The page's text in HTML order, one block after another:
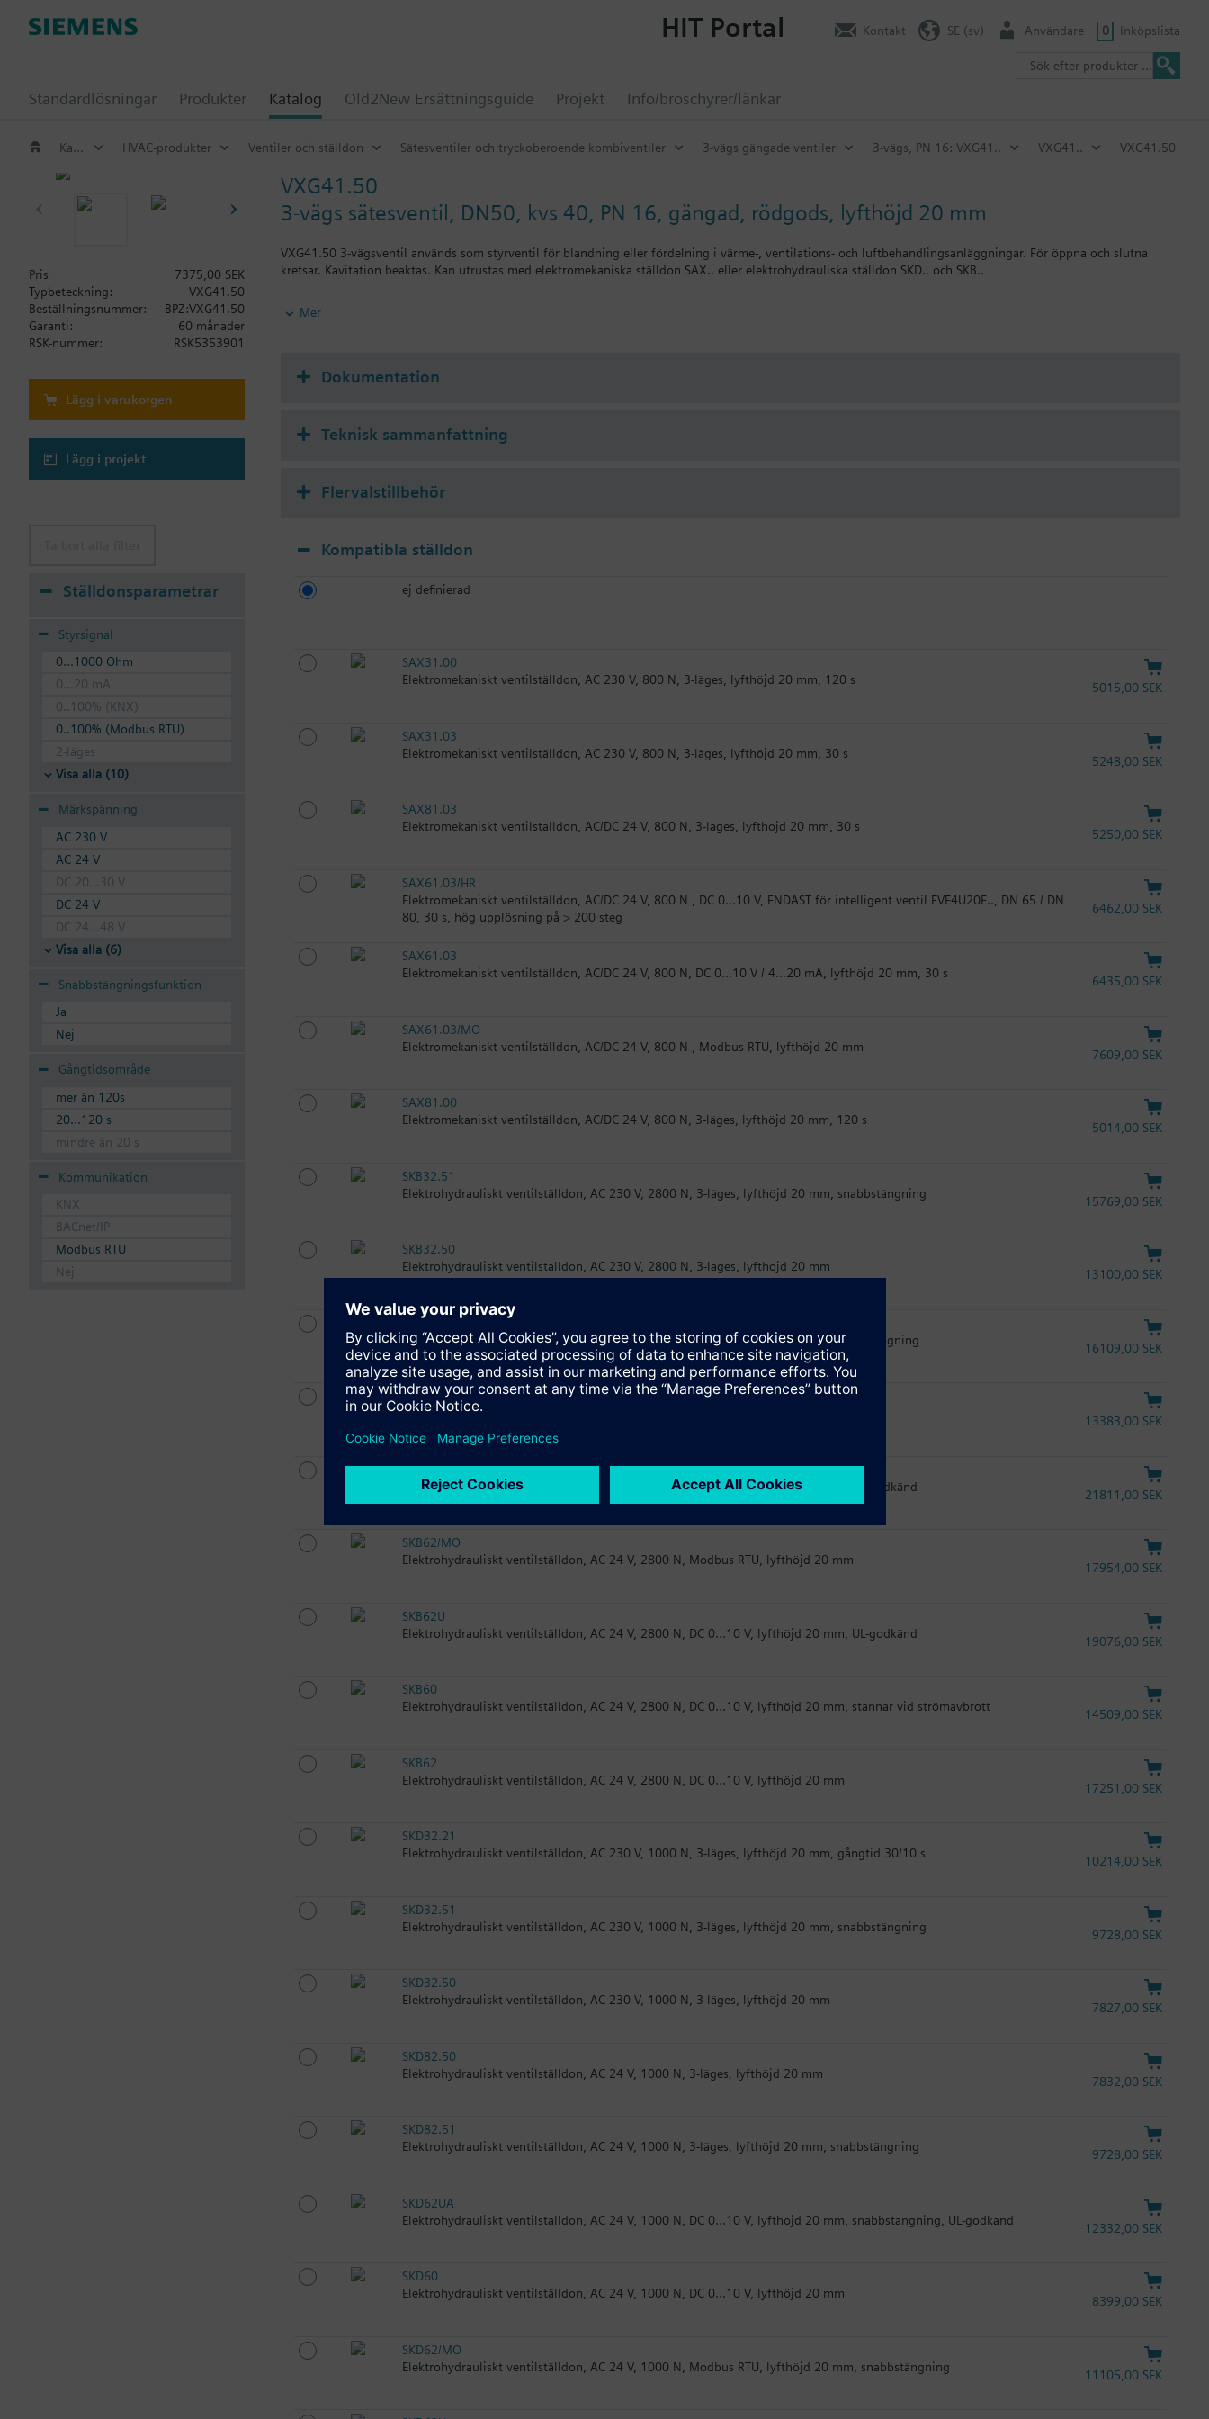
Standardlösningar Produkter Katalog Old2New Ersättningsguide Projekt Info/broschyrer/länkar
HIT Portal Kontakt SE (sv) Användare 0 Inköpslista
Katalog HVAC-produkter Ventiler och ställdon Sätesventiler och tryckoberoende kombiventiler 3-vägs gängade ventiler 3-vägs, PN 16: VXG41.. VXG41.. VXG41.50
VXG41.50
3-vägs sätesventil, DN50, kvs 40, PN 16, gängad, rödgods, lyfthöjd 20 mm
VXG41.50 3-vägsventil används som styrventil för blandning eller fördelning i värme-, ventilations- och luftbehandlingsanläggningar. För öppna och slutna
kretsar. Kavitation beaktas. Kan utrustas med elektromekaniska ställdon SAX.. eller elektrohydrauliska ställdon SKD.. och SKB..
Ytterligare information
För medier under 0 °C erfordras spindelvärmare ASZ6.6
OBS!
Anmärkning
Mer
Pris
7375,00 SEK
Typbeteckning:
VXG41.50
Beställningsnummer:
BPZ:VXG41.50
Garanti:
60 månader
RSK-nummer:
RSK5353901
Lägg i varukorgen
Lägg i projekt
Ställdonsparametrar
Styrsignal
0...1000 Ohm
0...20 mA
0..100% (KNX)
0..100% (Modbus RTU)
2-läges
Visa alla (10)
Märkspänning
AC 230 V
AC 24 V
DC 20...30 V
DC 24 V
DC 24...48 V
Visa alla (6)
Snabbstängningsfunktion
Ja
Nej
Gångtidsområde
mer än 120s
20...120 s
mindre än 20 s
Kommunikation
KNX
BACnet/IP
Modbus RTU
Nej
Dokumentation
Teknisk sammanfattning
Flervalstillbehör
Kompatibla ställdon
ej definierad
SAX31.00
Elektromekaniskt ventilställdon, AC 230 V, 800 N, 3-läges, lyfthöjd 20 mm, 120 s
5015,00 SEK
SAX31.03
Elektromekaniskt ventilställdon, AC 230 V, 800 N, 3-läges, lyfthöjd 20 mm, 30 s
5248,00 SEK
SAX81.03
Elektromekaniskt ventilställdon, AC/DC 24 V, 800 N, 3-läges, lyfthöjd 20 mm, 30 s
5250,00 SEK
SAX61.03/HR
Elektromekaniskt ventilställdon, AC/DC 24 V, 800 N , DC 0...10 V, ENDAST för intelligent ventil EVF4U20E.., DN 65 / DN
80, 30 s, hög upplösning på > 200 steg
6462,00 SEK
SAX61.03
Elektromekaniskt ventilställdon, AC/DC 24 V, 800 N, DC 0...10 V / 4...20 mA, lyfthöjd 20 mm, 30 s
6435,00 SEK
SAX61.03/MO
Elektromekaniskt ventilställdon, AC/DC 24 V, 800 N , Modbus RTU, lyfthöjd 20 mm
7609,00 SEK
SAX81.00
Elektromekaniskt ventilställdon, AC/DC 24 V, 800 N, 3-läges, lyfthöjd 20 mm, 120 s
5014,00 SEK
SKB32.51
Elektrohydrauliskt ventilställdon, AC 230 V, 2800 N, 3-läges, lyfthöjd 20 mm, snabbstängning
15769,00 SEK
SKB32.50
Elektrohydrauliskt ventilställdon, AC 230 V, 2800 N, 3-läges, lyfthöjd 20 mm
13100,00 SEK
SKB82.51
Elektrohydrauliskt ventilställdon, AC 24 V, 2800 N, 3-läges, lyfthöjd 20 mm, snabbstängning
16109,00 SEK
SKB82.50
Elektrohydrauliskt ventilställdon, AC 24 V, 2800 N, 3-läges, lyfthöjd 20 mm
13383,00 SEK
SKB62UA
Elektrohydrauliskt ventilställdon, AC 24 V, 2800 N, DC 0...10 V, lyfthöjd 20 mm, UL-godkänd
21811,00 SEK
SKB62/MO
Elektrohydrauliskt ventilställdon, AC 24 V, 2800 N, Modbus RTU, lyfthöjd 20 mm
17954,00 SEK
SKB62U
Elektrohydrauliskt ventilställdon, AC 24 V, 2800 N, DC 0...10 V, lyfthöjd 20 mm, UL-godkänd
19076,00 SEK
SKB60
Elektrohydrauliskt ventilställdon, AC 24 V, 2800 N, DC 0...10 V, lyfthöjd 20 mm, stannar vid strömavbrott
14509,00 SEK
SKB62
Elektrohydrauliskt ventilställdon, AC 24 V, 2800 N, DC 0...10 V, lyfthöjd 20 mm
17251,00 SEK
SKD32.21
Elektrohydrauliskt ventilställdon, AC 230 V, 1000 N, 3-läges, lyfthöjd 20 mm, gångtid 30/10 s
10214,00 SEK
SKD32.51
Elektrohydrauliskt ventilställdon, AC 230 V, 1000 N, 3-läges, lyfthöjd 20 mm, snabbstängning
9728,00 SEK
SKD32.50
Elektrohydrauliskt ventilställdon, AC 230 V, 1000 N, 3-läges, lyfthöjd 20 mm
7827,00 SEK
SKD82.50
Elektrohydrauliskt ventilställdon, AC 24 V, 1000 N, 3-läges, lyfthöjd 20 mm
7832,00 SEK
SKD82.51
Elektrohydrauliskt ventilställdon, AC 24 V, 1000 N, 3-läges, lyfthöjd 20 mm, snabbstängning
9728,00 SEK
SKD62UA
Elektrohydrauliskt ventilställdon, AC 24 V, 1000 N, DC 0...10 V, lyfthöjd 20 mm, snabbstängning, UL-godkänd
12332,00 SEK
SKD60
Elektrohydrauliskt ventilställdon, AC 24 V, 1000 N, DC 0...10 V, lyfthöjd 20 mm
8399,00 SEK
SKD62/MO
Elektrohydrauliskt ventilställdon, AC 24 V, 1000 N, Modbus RTU, lyfthöjd 20 mm, snabbstängning
11105,00 SEK